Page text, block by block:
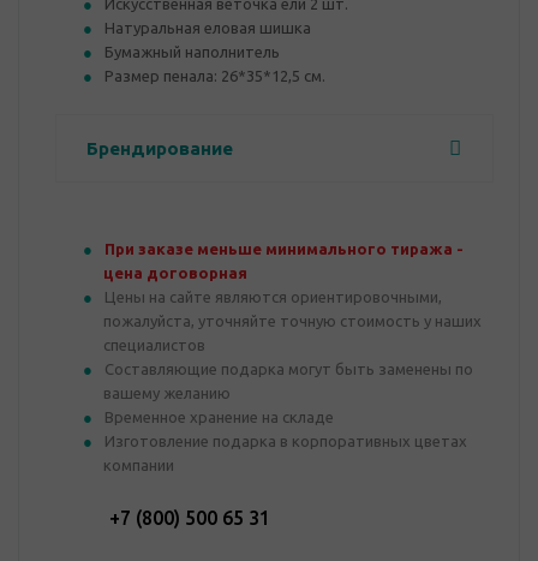
Искусственная веточка ели 2 шт.
Натуральная еловая шишка
Бумажный наполнитель
Размер пенала: 26*35*12,5 см.
Брендирование
При заказе меньше минимального тиража -
цена договорная
Цены на сайте являются ориентировочными,
пожалуйста, уточняйте точную стоимость у наших
специалистов
Составляющие подарка могут быть заменены по
вашему желанию
Временное хранение на складе
Изготовление подарка в корпоративных цветах
компании
+7 (800) 500 65 31